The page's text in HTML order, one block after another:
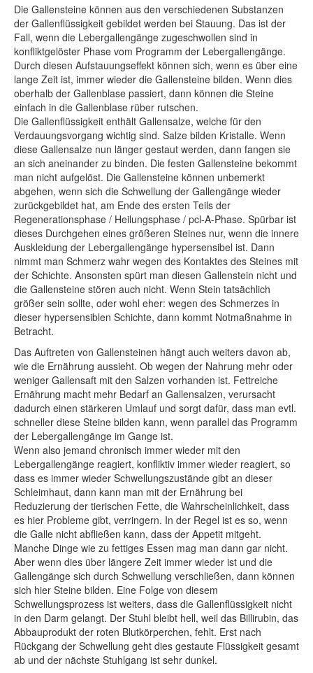
Die Gallensteine können aus den verschiedenen Substanzen
der Gallenflüssigkeit gebildet werden bei Stauung. Das ist der
Fall, wenn die Lebergallengänge zugeschwollen sind in
konfliktgelöster Phase vom Programm der Lebergallengänge.
Durch diesen Aufstauungseffekt können sich, wenn es über eine
lange Zeit ist, immer wieder die Gallensteine bilden. Wenn dies
oberhalb der Gallenblase passiert, dann können die Steine
einfach in die Gallenblase rüber rutschen.
Die Gallenflüssigkeit enthält Gallensalze, welche für den
Verdauungsvorgang wichtig sind. Salze bilden Kristalle. Wenn
diese Gallensalze nun länger gestaut werden, dann fangen sie
an sich aneinander zu binden. Die festen Gallensteine bekommt
man nicht aufgelöst. Die Gallensteine können unbemerkt
abgehen, wenn sich die Schwellung der Gallengänge wieder
zurückgebildet hat, am Ende des ersten Teils der
Regenerationsphase / Heilungsphase / pcl-A-Phase. Spürbar ist
dieses Durchgehen eines größeren Steines nur, wenn die innere
Auskleidung der Lebergallengänge hypersensibel ist. Dann
nimmt man Schmerz wahr wegen des Kontaktes des Steines mit
der Schichte. Ansonsten spürt man diesen Gallenstein nicht und
die Gallensteine stören auch nicht. Wenn Stein tatsächlich
größer sein sollte, oder wohl eher: wegen des Schmerzes in
dieser hypersensiblen Schichte, dann kommt Notmaßnahme in
Betracht.
Das Auftreten von Gallensteinen hängt auch weiters davon ab,
wie die Ernährung aussieht. Ob wegen der Nahrung mehr oder
weniger Gallensaft mit den Salzen vorhanden ist. Fettreiche
Ernährung macht mehr Bedarf an Gallensalzen, verursacht
dadurch einen stärkeren Umlauf und sorgt dafür, dass man evtl.
schneller diese Steine bilden kann, wenn parallel das Programm
der Lebergallengänge im Gange ist.
Wenn also jemand chronisch immer wieder mit den
Lebergallengänge reagiert, konfliktiv immer wieder reagiert, so
dass es immer wieder Schwellungszustände gibt an dieser
Schleimhaut, dann kann man mit der Ernährung bei
Reduzierung der tierischen Fette, die Wahrscheinlichkeit, dass
es hier Probleme gibt, verringern. In der Regel ist es so, wenn
die Galle nicht abfließen kann, dass der Appetit mitgeht.
Manche Dinge wie zu fettiges Essen mag man dann gar nicht.
Aber wenn dies über längere Zeit immer wieder ist und die
Gallengänge sich durch Schwellung verschließen, dann können
sich hier Steine bilden. Eine Folge von diesem
Schwellungsprozess ist weiters, dass die Gallenflüssigkeit nicht
in den Darm gelangt. Der Stuhl bleibt hell, weil das Billirubin, das
Abbauprodukt der roten Blutkörperchen, fehlt. Erst nach
Rückgang der Schwellung geht dies gestaute Flüssigkeit gesamt
ab und der nächste Stuhlgang ist sehr dunkel.